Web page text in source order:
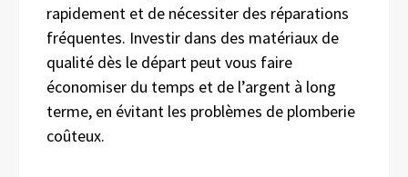
rapidement et de nécessiter des réparations
fréquentes. Investir dans des matériaux de
qualité dès le départ peut vous faire
économiser du temps et de l’argent à long
terme, en évitant les problèmes de plomberie
coûteux.